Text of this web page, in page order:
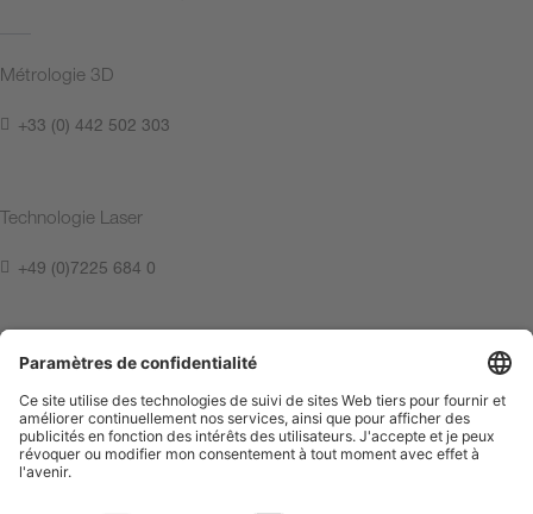
Métrologie 3D
+33 (0) 442 502 303
Technologie Laser
+49 (0)7225 684 0